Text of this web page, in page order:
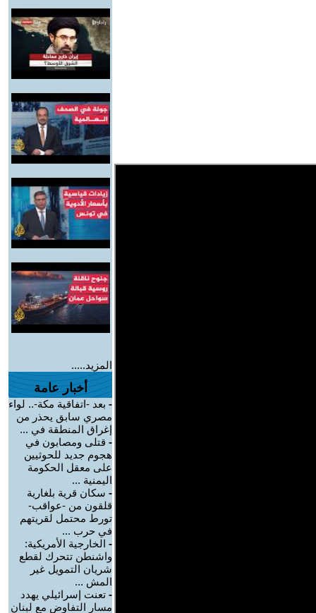
المزيد.....
أخبار عامة
- بعد -اتفاقية مكة-.. لواء
مصري سابق يحذر من
إغراق المنطقة في ...
- قتلى ومصابون في
هجوم جديد للحوثيين
على معقل الحكومة
اليمنية ...
- سكان قرية بلغارية
قلقون من -عواقب-
تورط محتمل لقريتهم
في حرب ...
- الخارجية الأمريكية:
واشنطن تتحرك لقطع
شريان التمويل غير
المش ...
- تعنت إسرائيلي يهدد
مسار التفاوض مع لبنان